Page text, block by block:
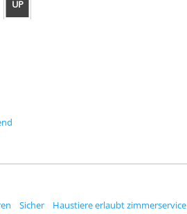
UP
Sicher Haustiere erlaubt zimmerservice